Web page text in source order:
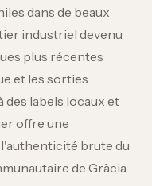
dans de beaux
industriel devenu
plus récentes
et les sorties
labels locaux et
offre une
brute du
de Gràcia.